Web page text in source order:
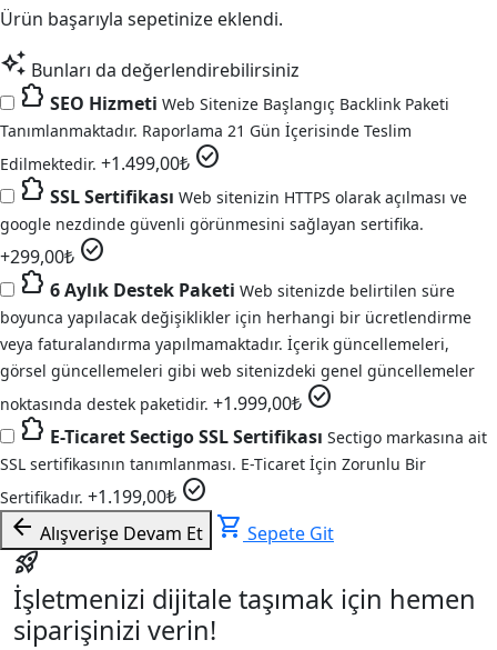
Ürün başarıyla sepetinize eklendi.
auto_awesome Bunları da değerlendirebilirsiniz
extension SEO Hizmeti Web Sitenize Başlangıç Backlink Paketi
Tanımlanmaktadır. Raporlama 21 Gün İçerisinde Teslim
Edilmektedir. +1.499,00₺ check_circle
extension SSL Sertifikası Web sitenizin HTTPS olarak açılması ve
google nezdinde güvenli görünmesini sağlayan sertifika.
+299,00₺ check_circle
extension 6 Aylık Destek Paketi Web sitenizde belirtilen süre
boyunca yapılacak değişiklikler için herhangi bir ücretlendirme
veya faturalandırma yapılmamaktadır. İçerik güncellemeleri,
görsel güncellemeleri gibi web sitenizdeki genel güncellemeler
noktasında destek paketidir. +1.999,00₺ check_circle
extension E-Ticaret Sectigo SSL Sertifikası Sectigo markasına ait
SSL sertifikasının tanımlanması. E-Ticaret İçin Zorunlu Bir
Sertifikadır. +1.199,00₺ check_circle
arrow_back Alışverişe Devam Et shopping_cart Sepete Git
rocket_launch
İşletmenizi dijitale taşımak için hemen
siparişinizi verin!